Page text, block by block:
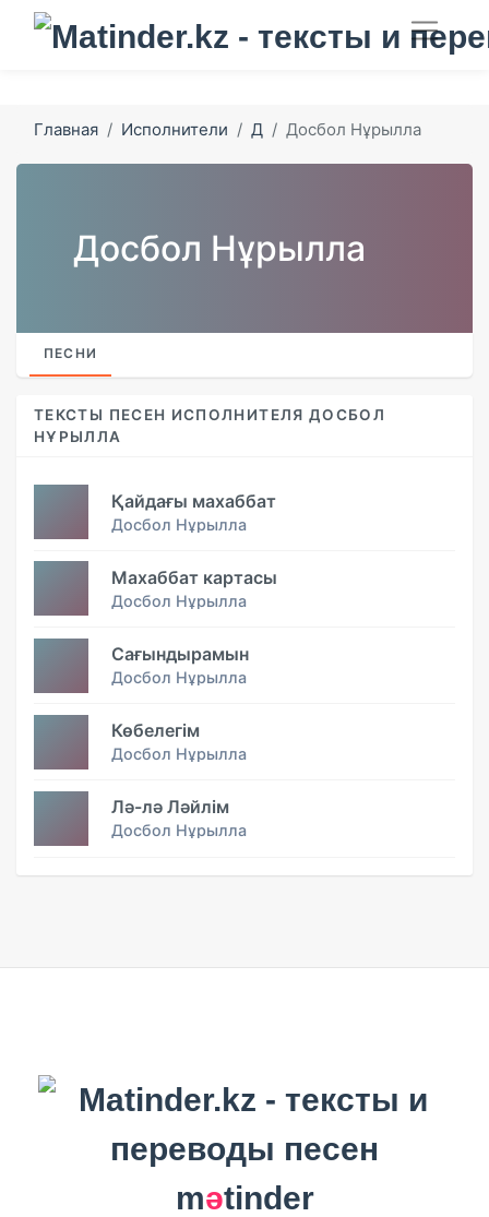
Главная Исполнители Д Досбол Нұрылла
Досбол Нұрылла
ПЕСНИ
ТЕКСТЫ ПЕСЕН ИСПОЛНИТЕЛЯ ДОСБОЛ
НҰРЫЛЛА
Қайдағы махаббат
Досбол Нұрылла
Махаббат картасы
Досбол Нұрылла
Сағындырамын
Досбол Нұрылла
Көбелегім
Досбол Нұрылла
Лә-лә Ләйлім
Досбол Нұрылла
mәtinder